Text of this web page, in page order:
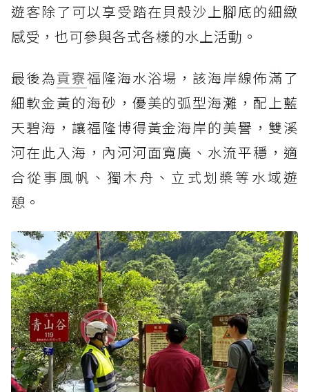
遊客除了可以享受踏在貝殼沙上腳底的細緻
感受，也可參與各式各樣的水上活動。
最後為貢寮福隆海水浴場，該海岸線佈滿了
細軟金黃的海砂，優美的弧型海灘，配上藍
天碧海，讓福隆博得黃金海岸的美譽，雙溪
河在此入海，內河河面寬廣、水流平穩，適
合從事風帆、獨木舟、立式划槳等水域遊
憩。